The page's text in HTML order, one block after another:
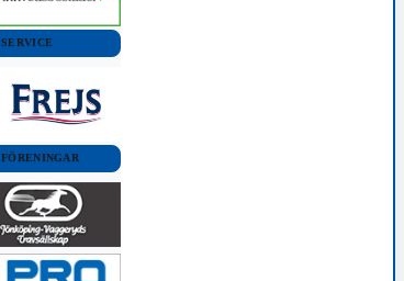
SERVICE
FÖRENINGAR